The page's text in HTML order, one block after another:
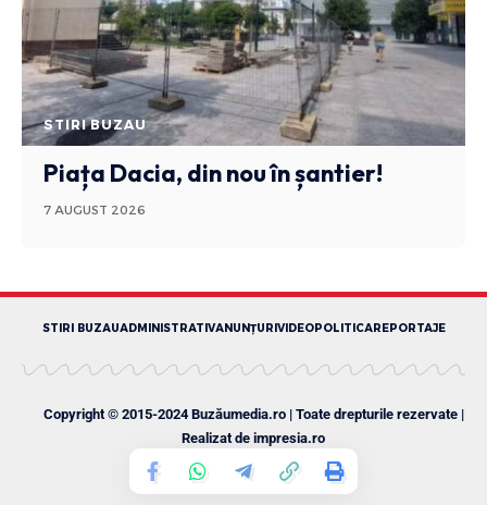
STIRI BUZAU
Piața Dacia, din nou în șantier!
7 AUGUST 2026
STIRI BUZAUADMINISTRATIVANUNȚURIVIDEOPOLITICAREPORTAJE
Copyright © 2015-2024 Buzăumedia.ro | Toate drepturile rezervate |
Realizat de impresia.ro